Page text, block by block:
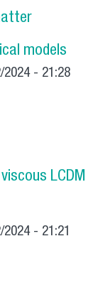
models
2024 - 21:28
dark matter
models
LCDM
2024 - 21:21